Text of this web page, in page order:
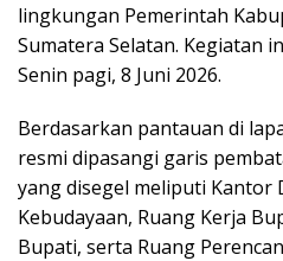
lingkungan Pemerintah
Sumatera Selatan. Kegiatan
Senin pagi, 8 Juni 2026.
Berdasarkan pantauan di
resmi dipasangi garis
yang disegel meliputi Kantor
Kebudayaan, Ruang Kerja
Bupati, serta Ruang